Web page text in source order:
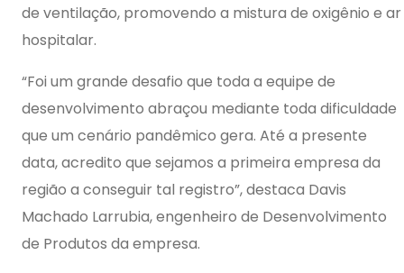
de ventilação, promovendo a mistura de oxigênio e ar
hospitalar.
“Foi um grande desafio que toda a equipe de
desenvolvimento abraçou mediante toda dificuldade
que um cenário pandêmico gera. Até a presente
data, acredito que sejamos a primeira empresa da
região a conseguir tal registro”, destaca Davis
Machado Larrubia, engenheiro de Desenvolvimento
de Produtos da empresa.